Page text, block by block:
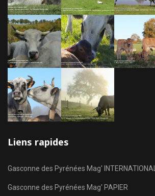
Liens rapides
Gasconne des Pyrénées Mag' INTERNATIONAL
Gasconne des Pyrénées Mag' PAPIER